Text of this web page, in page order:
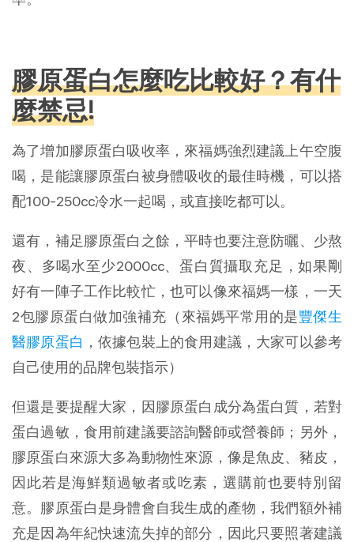
膠原蛋白怎麼吃比較好？有什
麼禁忌!
為了增加膠原蛋白吸收率，來福媽強烈建議上午空腹
喝，是能讓膠原蛋白被身體吸收的最佳時機，可以搭
配100-250cc冷水一起喝，或直接吃都可以。
還有，補足膠原蛋白之餘，平時也要注意防曬、少熬
夜、多喝水至少2000cc、蛋白質攝取充足，如果剛
好有一陣子工作比較忙，也可以像來福媽一樣，一天
2包膠原蛋白做加強補充（來福媽平常用的是豐傑生
醫膠原蛋白 ，依據包裝上的食用建議，大家可以參考
自己使用的品牌包裝指示）
但還是要提醒大家，因膠原蛋白成分為蛋白質，若對
蛋白過敏，食用前建議要諮詢醫師或營養師；另外，
膠原蛋白來源大多為動物性來源，像是魚皮、豬皮，
因此若是海鮮類過敏者或吃素，選購前也要特別留
意。膠原蛋白是身體會自我生成的產物，我們額外補
充是因為年紀快速流失掉的部分，因此只要照著建議